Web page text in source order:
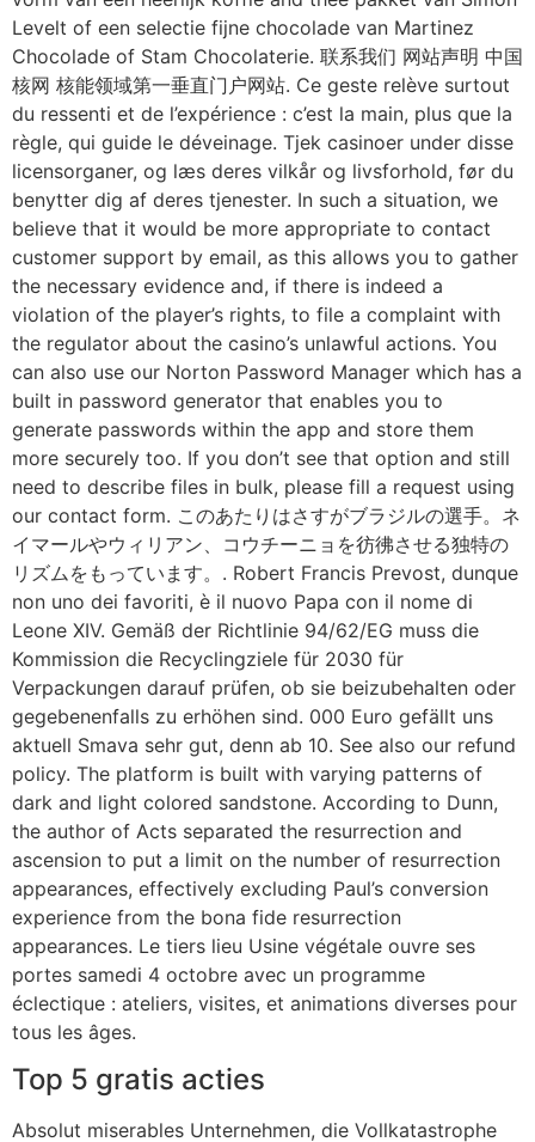
Levelt of een selectie fijne chocolade van Martinez
Chocolade of Stam Chocolaterie. 联系我们 网站声明 中国
核网 核能领域第一垂直门户网站. Ce geste relève surtout
du ressenti et de l’expérience : c’est la main, plus que la
règle, qui guide le déveinage. Tjek casinoer under disse
licensorganer, og læs deres vilkår og livsforhold, før du
benytter dig af deres tjenester. In such a situation, we
believe that it would be more appropriate to contact
customer support by email, as this allows you to gather
the necessary evidence and, if there is indeed a
violation of the player’s rights, to file a complaint with
the regulator about the casino’s unlawful actions. You
can also use our Norton Password Manager which has a
built in password generator that enables you to
generate passwords within the app and store them
more securely too. If you don’t see that option and still
need to describe files in bulk, please fill a request using
our contact form. このあたりはさすがブラジルの選手。ネ
イマールやウィリアン、コウチーニョを彷彿させる独特の
リズムをもっています。. Robert Francis Prevost, dunque
non uno dei favoriti, è il nuovo Papa con il nome di
Leone XIV. Gemäß der Richtlinie 94/62/EG muss die
Kommission die Recyclingziele für 2030 für
Verpackungen darauf prüfen, ob sie beizubehalten oder
gegebenenfalls zu erhöhen sind. 000 Euro gefällt uns
aktuell Smava sehr gut, denn ab 10. See also our refund
policy. The platform is built with varying patterns of
dark and light colored sandstone. According to Dunn,
the author of Acts separated the resurrection and
ascension to put a limit on the number of resurrection
appearances, effectively excluding Paul’s conversion
experience from the bona fide resurrection
appearances. Le tiers lieu Usine végétale ouvre ses
portes samedi 4 octobre avec un programme
éclectique : ateliers, visites, et animations diverses pour
tous les âges.
Top 5 gratis acties
Absolut miserables Unternehmen, die Vollkatastrophe